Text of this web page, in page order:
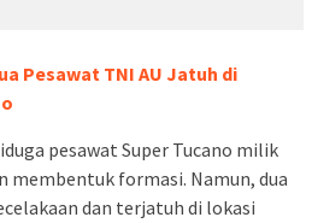
Pesawat TNI AU Jatuh di
pesawat Super Tucano milik
membentuk formasi. Namun, dua
dan terjatuh di lokasi